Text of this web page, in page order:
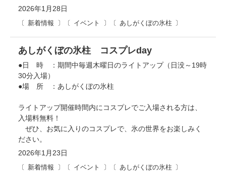
2026年1月28日
新着情報 イベント あしがくぼの氷柱
2026年1月23日
新着情報 イベント あしがくぼの氷柱
あしがくぼの氷柱 コスプレday
●日 時 ：期間中毎週木曜日のライトアップ（日没～19時
30分入場）
●場 所 ：あしがくぼの氷柱
ライトアップ開催時間内にコスプレでご入場される方は、
入場料無料！
ぜひ、お気に入りのコスプレで、氷の世界をお楽しみく
ださい。